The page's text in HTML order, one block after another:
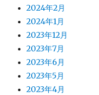
2024年2月
2024年1月
2023年12月
2023年7月
2023年6月
2023年5月
2023年4月